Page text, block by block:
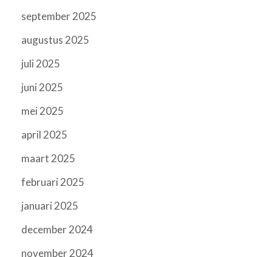
september 2025
augustus 2025
juli 2025
juni 2025
mei 2025
april 2025
maart 2025
februari 2025
januari 2025
december 2024
november 2024